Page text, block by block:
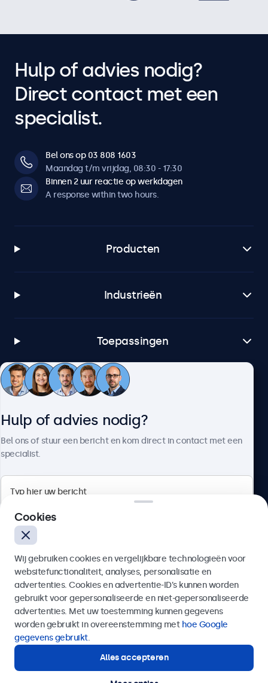
Hulp of advies nodig?
Direct contact met een
specialist.
Bel ons op 03 808 1603
Maandag t/m vrijdag, 08:30 - 17:30
Binnen 2 uur reactie op werkdagen
A response within two hours.
Producten
Industrieën
Toepassingen
Klantenservice
4.8/5 door 5000+ bedrijven
Nederlands
Hulp of advies nodig?
Bel ons of stuur een bericht en kom direct in contact met een
specialist.
Verzenden
Of bel ons op
Hulp of advies nodig?
Direct contact met een specialist.
Cookies
Wij gebruiken cookies en vergelijkbare technologieën voor
websitefunctionaliteit, analyses, personalisatie en
advertenties. Cookies en advertentie-ID’s kunnen worden
gebruikt voor gepersonaliseerde en niet-gepersonaliseerde
advertenties. Met uw toestemming kunnen gegevens
worden gebruikt in overeenstemming met hoe Google
gegevens gebruikt.
Alles accepteren